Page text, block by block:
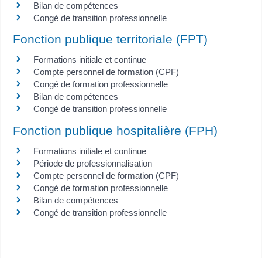
Bilan de compétences
Congé de transition professionnelle
Fonction publique territoriale (FPT)
Formations initiale et continue
Compte personnel de formation (CPF)
Congé de formation professionnelle
Bilan de compétences
Congé de transition professionnelle
Fonction publique hospitalière (FPH)
Formations initiale et continue
Période de professionnalisation
Compte personnel de formation (CPF)
Congé de formation professionnelle
Bilan de compétences
Congé de transition professionnelle